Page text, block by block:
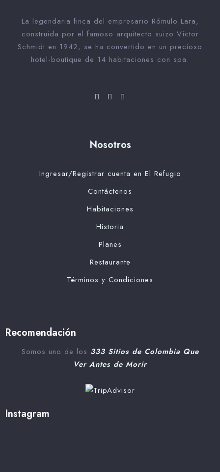
La legendaria finca del empresario Rómulo Lara,
construida por el famoso arquitecto suizo Víctor
Schmidt en 1942, se ha convertido en un precioso
hotel-boutique de 14 habitaciones con spa.
Nosotros
Ingresar/Registrar cuenta en El Refugio
Contáctenos
Habitaciones
Historia
Planes
Restaurante
Términos y Condiciones
Recomendación
Somos uno de los 333 Sitios de Colombia Que
Ver Antes de Morir
Instagram